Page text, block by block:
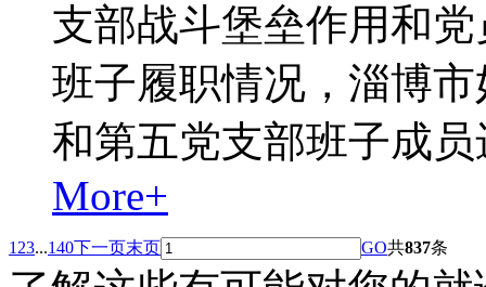
支部战斗堡垒作用和
班子履职情况，淄博
和第五党支部班子成
More+
1 23...140下一页末页 GO共837条